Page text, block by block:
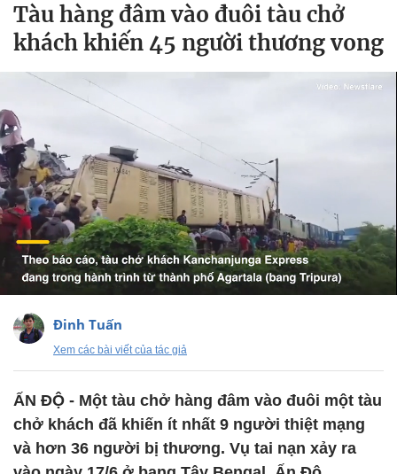
Tàu hàng đâm vào đuôi tàu chở
khách khiến 45 người thương vong
Đinh Tuấn
Xem các bài viết của tác giả
ẤN ĐỘ - Một tàu chở hàng đâm vào đuôi một tàu
chở khách đã khiến ít nhất 9 người thiệt mạng
và hơn 36 người bị thương. Vụ tai nạn xảy ra